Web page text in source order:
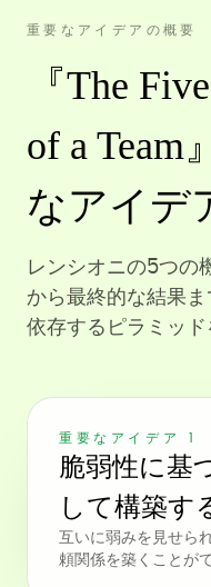
重要なアイデアの概要
『The
of a Team
なアイデ
レンシオニの5つの
から最終的な結果
依存するピラミッド
重要なアイデア 1
脆弱性に基
して構築す
互いに弱みを見せら
頼関係を築くことが